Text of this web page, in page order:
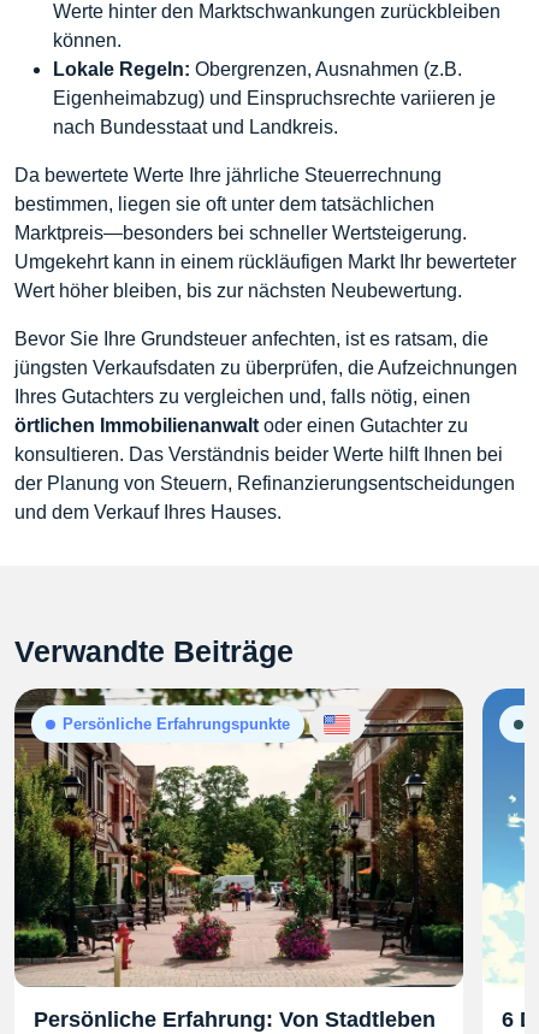
Werte hinter den Marktschwankungen zurückbleiben
können.
Lokale Regeln: Obergrenzen, Ausnahmen (z.B.
Eigenheimabzug) und Einspruchsrechte variieren je
nach Bundesstaat und Landkreis.
Da bewertete Werte Ihre jährliche Steuerrechnung
bestimmen, liegen sie oft unter dem tatsächlichen
Marktpreis—besonders bei schneller Wertsteigerung.
Umgekehrt kann in einem rückläufigen Markt Ihr bewerteter
Wert höher bleiben, bis zur nächsten Neubewertung.
Bevor Sie Ihre Grundsteuer anfechten, ist es ratsam, die
jüngsten Verkaufsdaten zu überprüfen, die Aufzeichnungen
Ihres Gutachters zu vergleichen und, falls nötig, einen
örtlichen Immobilienanwalt oder einen Gutachter zu
konsultieren. Das Verständnis beider Werte hilft Ihnen bei
der Planung von Steuern, Refinanzierungsentscheidungen
und dem Verkauf Ihres Hauses.
Verwandte Beiträge
Persönliche Erfahrungspunkte
Persönliche Erfahrung: Von Stadtleben
6